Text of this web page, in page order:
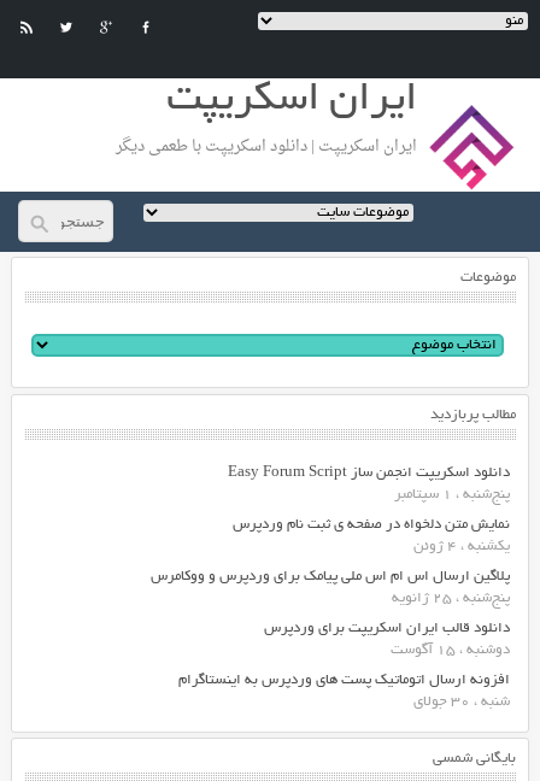
ایران اسکریپت
ایران اسکریپت | دانلود اسکریپت با طعمی دیگر
موضوعات
مطالب پربازدید
دانلود اسکریپت انجمن ساز Easy Forum Script
پنج‌شنبه ، 1 سپتامبر
نمایش متن دلخواه در صفحه ی ثبت نام وردپرس
یکشنبه ، 4 ژوئن
پلاگین ارسال اس ام اس ملی پیامک برای وردپرس و ووکامرس
پنج‌شنبه ، 25 ژانویه
دانلود قالب ایران اسکریپت برای وردپرس
دوشنبه ، 15 آگوست
افزونه ارسال اتوماتیک پست های وردپرس به اینستاگرام
شنبه ، 30 جولای
بایگانی شمسی